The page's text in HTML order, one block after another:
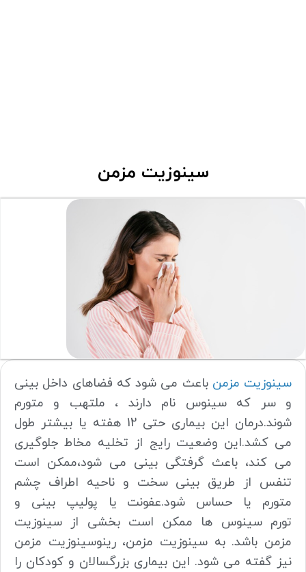
سینوزیت مزمن
سینوزیت مزمن باعث می شود که فضاهای داخل بینی
و سر که سینوس نام دارند ، ملتهب و متورم
شوند.درمان این بیماری حتی 12 هفته یا بیشتر طول
می کشد.این وضعیت رایج از تخلیه مخاط جلوگیری
می کند، باعث گرفتگی بینی می شود،ممکن است
تنفس از طریق بینی سخت و ناحیه اطراف چشم
متورم یا حساس شود.عفونت یا پولیپ بینی و
تورم سینوس ها ممکن است بخشی از سینوزیت
مزمن باشد. به سینوزیت مزمن، رینوسینوزیت مزمن
نیز گفته می شود. این بیماری بزرگسالان و کودکان را